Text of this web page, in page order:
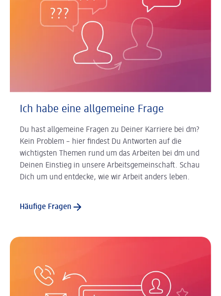
Ich habe eine allgemeine Frage
Du hast allgemeine Fragen zu Deiner Karriere bei dm?
Kein Problem – hier findest Du Antworten auf die
wichtigsten Themen rund um das Arbeiten bei dm und
Deinen Einstieg in unsere Arbeitsgemeinschaft. Schau
Dich um und entdecke, wie wir Arbeit anders leben.
Häufige Fragen